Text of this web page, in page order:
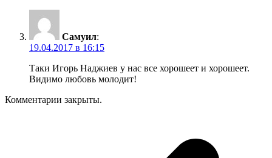
Самуил:
19.04.2017 в 16:15
Таки Игорь Наджиев у нас все хорошеет и хорошеет.
Видимо любовь молодит!
Комментарии закрыты.